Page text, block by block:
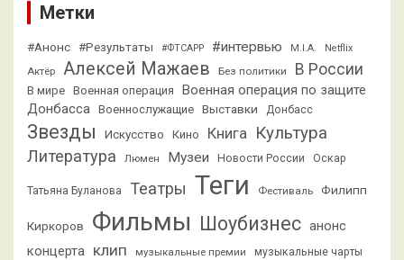
Метки
#Анонс #Результаты #ФТСАРР #интервью M.I.A. Netflix
Актёр Алексей Мажаев Без политики В России
В мире Военная операция
Военная операция по защите
Донбасса
Военнослужащие Выставки Донбасс
Звезды Искусство Кино Книга Культура
Литература Люмен Музеи Новости России Оскар
Татьяна Буланова Театры Теги Фестиваль Филипп
Киркоров Фильмы Шоубизнес анонс
концерта
клип музыкальные премии
музыкальные чарты